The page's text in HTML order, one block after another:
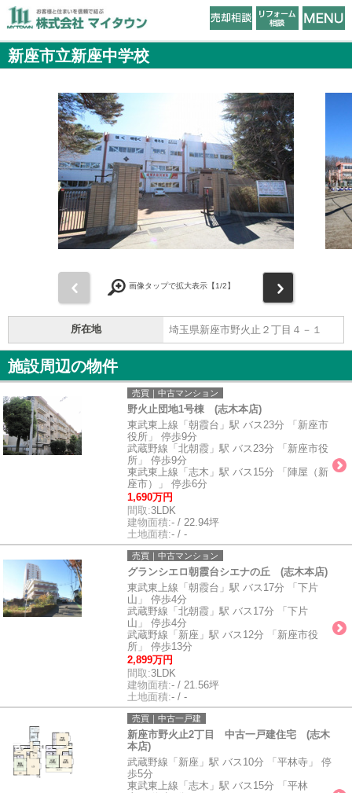
新座市立新座中学校
画像タップで拡大表示【1/2】
所在地 埼玉県新座市野火止２丁目４－１
施設周辺の物件
売買｜中古マンション
野火止団地1号棟 (志木本店)
東武東上線「朝霞台」駅 バス23分 「新座市
役所」 停歩9分
武蔵野線「北朝霞」駅 バス23分 「新座市役
所」 停歩9分
東武東上線「志木」駅 バス15分 「陣屋（新
座市）」 停歩6分
1,690万円
間取:3LDK
建物面積:- / 22.94坪
土地面積:- / -
売買｜中古マンション
グランシエロ朝霞台シエナの丘 (志木本店)
東武東上線「朝霞台」駅 バス17分 「下片
山」 停歩4分
武蔵野線「北朝霞」駅 バス17分 「下片
山」 停歩4分
武蔵野線「新座」駅 バス12分 「新座市役
所」 停歩13分
2,899万円
間取:3LDK
建物面積:- / 21.56坪
土地面積:- / -
売買｜中古一戸建
新座市野火止2丁目 中古一戸建住宅 (志木
本店)
武蔵野線「新座」駅 バス10分 「平林寺」 停
歩5分
東武東上線「志木」駅 バス15分 「平林